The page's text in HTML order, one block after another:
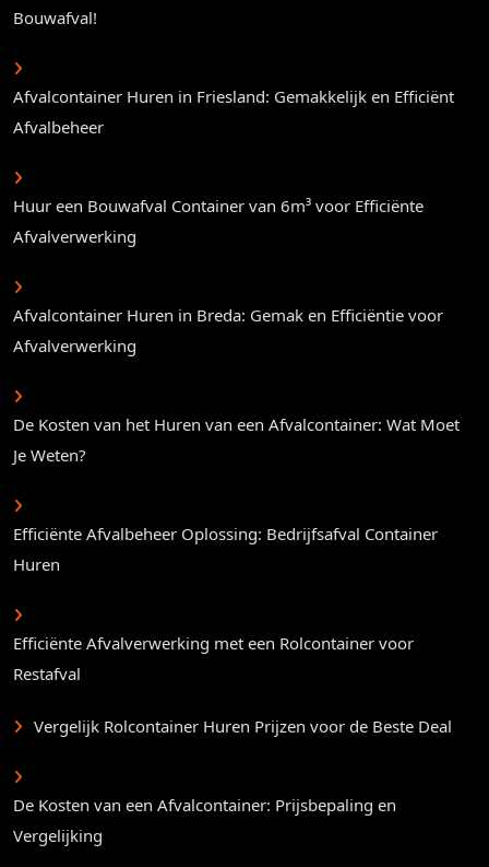
Bouwafval!
Afvalcontainer Huren in Friesland: Gemakkelijk en Efficiënt
Afvalbeheer
Huur een Bouwafval Container van 6m³ voor Efficiënte
Afvalverwerking
Afvalcontainer Huren in Breda: Gemak en Efficiëntie voor
Afvalverwerking
De Kosten van het Huren van een Afvalcontainer: Wat Moet
Je Weten?
Efficiënte Afvalbeheer Oplossing: Bedrijfsafval Container
Huren
Efficiënte Afvalverwerking met een Rolcontainer voor
Restafval
Vergelijk Rolcontainer Huren Prijzen voor de Beste Deal
De Kosten van een Afvalcontainer: Prijsbepaling en
Vergelijking